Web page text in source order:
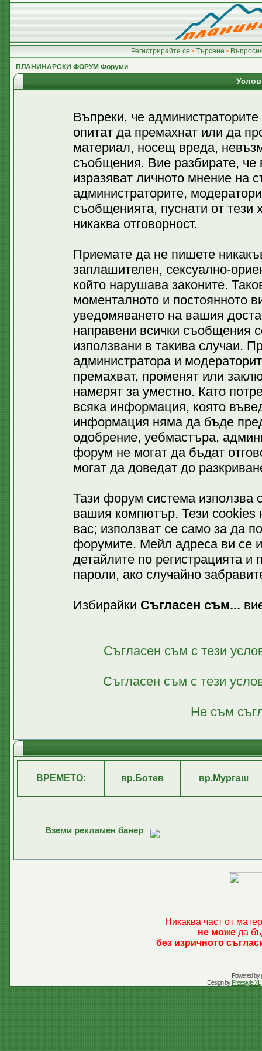
Регистрирайте се • Търсене •
ПЛАНИНАРСКИ ФОРУМ Форуми
Въпреки, че
опитат да премахнат или да
материал, носещ вреда,
съобщения. Вие разбирате,
изразяват личното мнение на
администраторите,
съобщенията, пуснати от тези
никаква отговорност.
Приемате да не пишете
заплашителен, сексуално-
който нарушава законите.
моменталното и постоянното
уведомяването на вашия
направени всички съобщения
използвани в такива случаи.
администратора и
премахват, променят или
намерят за уместно. Като
всяка информация, която
информация няма да бъде
одобрение, уебмастъра,
форум не могат да бъдат
могат да доведат до
Тази форум система използва
вашия компютър. Тези cookies
вас; използват се само за да
форумите. Мейл адреса ви се
детайлите по регистрацията
пароли, ако случайно
Избирайки Съгласен съм...
Съгласен съм с тези
Съгласен съм с тези
Не съм
ВРЕМЕТО: вр.Ботев вр.Мургаш
Вземи рекламен банер
Никаква част от
не може да
без изричното
Powered by
Design byFreestyle XL